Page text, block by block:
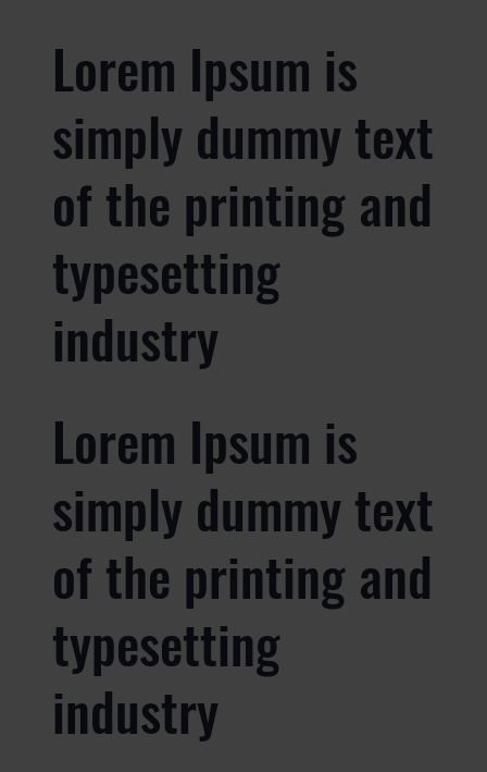
Lorem Ipsum is
simply dummy text
of the printing and
typesetting
industry
Lorem Ipsum is
simply dummy text
of the printing and
typesetting
industry